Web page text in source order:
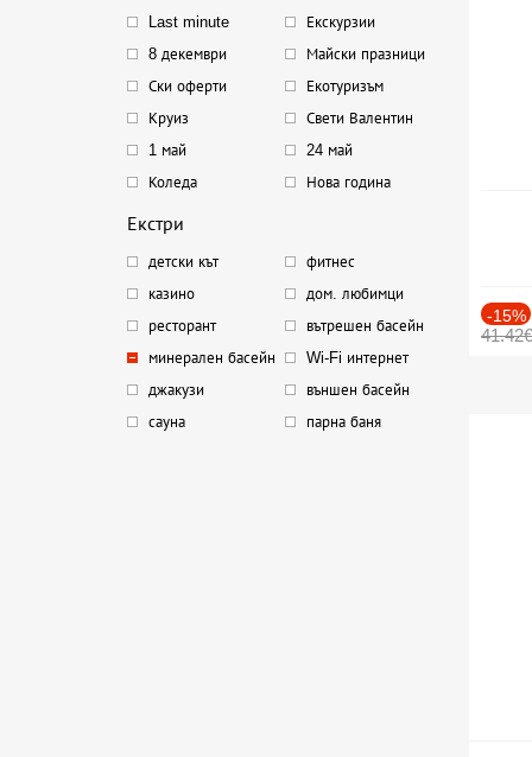
Last minute
Екскурзии
8 декември
Майски празници
Ски оферти
Екотуризъм
Круиз
Свети Валентин
1 май
24 май
Коледа
Нова година
Екстри
детски кът
фитнес
казино
дом. любимци
ресторант
вътрешен басейн
минерален басейн
Wi-Fi интернет
джакузи
външен басейн
сауна
парна баня
-15%
41.42€